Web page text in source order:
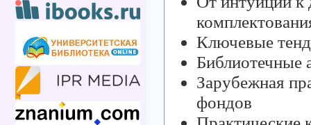
Ключевые
Библиотечные
Зарубежная
фондов